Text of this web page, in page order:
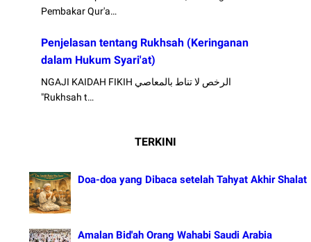
Pembakar Qur'a…
Penjelasan tentang Rukhsah (Keringanan
dalam Hukum Syari'at)
NGAJI KAIDAH FIKIH الرخص لا تناط بالمعاصي
"Rukhsah t…
TERKINI
Doa-doa yang Dibaca setelah Tahyat Akhir Shalat
Amalan Bid'ah Orang Wahabi Saudi Arabia